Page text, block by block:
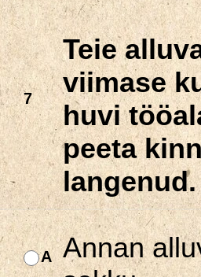
7
Teie
viimase
huvi
peeta
langenud.
A
Annan